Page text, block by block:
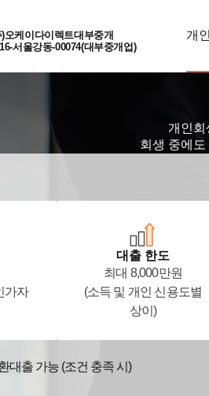
)오케이다이렉트대부중개
서울강동-00074(대부중개업)
개
개인회
회생 중에
가자
대출 한도
최대 8,000만원
(소득 및 개인 신용도별
상이)
대출 가능 (조건 충족 시)